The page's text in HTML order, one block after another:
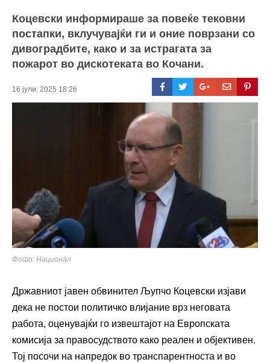
Коцевски информираше за повеќе тековни
постапки, вклучувајќи ги и оние поврзани со
дивоградбите, како и за истрагата за
пожарот во дискотеката во Кочани.
16 јули, 2025 18:26
Фото: Национал
Државниот јавен обвинител Љупчо Коцевски изјави
дека не постои политичко влијание врз неговата
работа, оценувајќи го извештајот на Европската
комисија за правосудството како реален и објективен.
Тој посочи на напредок во транспарентноста и во